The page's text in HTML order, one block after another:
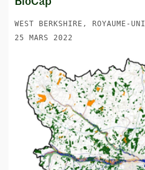
WEST BERKSHIRE, ROYAUME-UNI
25 MARS 2022